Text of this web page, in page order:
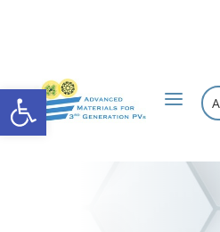
Ανοίξτε τη γραμμή εργαλείων a